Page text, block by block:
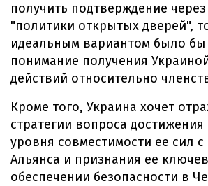
получить подтверждение
"политики открытых дверей",
идеальным вариантом было бы
понимание получения
действий относительно
Кроме того, Украина хочет
стратегии вопроса
уровня совместимости ее сил
Альянса и признания ее
обеспечении безопасности в